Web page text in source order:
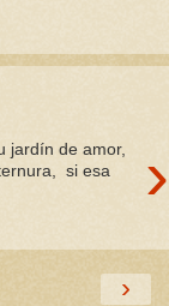
›
de amor,
si esa
›